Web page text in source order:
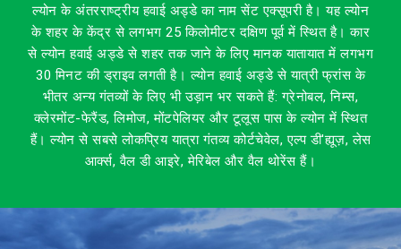
ल्योन के अंतरराष्ट्रीय हवाई अड्डे का नाम सेंट एक्सूपरी है। यह ल्योन
के शहर के केंद्र से लगभग 25 किलोमीटर दक्षिण पूर्व में स्थित है। कार
से ल्योन हवाई अड्डे से शहर तक जाने के लिए मानक यातायात में लगभग
30 मिनट की ड्राइव लगती है। ल्योन हवाई अड्डे से यात्री फ्रांस के
भीतर अन्य गंतव्यों के लिए भी उड़ान भर सकते हैं: ग्रेनोबल, निम्स,
क्लेरमोंट-फेरैंड, लिमोज, मोंटपेलियर और टूलूस पास के ल्योन में स्थित
हैं। ल्योन से सबसे लोकप्रिय यात्रा गंतव्य कोर्टचेवेल, एल्प डी'ह्यूज़, लेस
आर्क्स, वैल डी आइरे, मेरिबेल और वैल थोरेंस हैं।